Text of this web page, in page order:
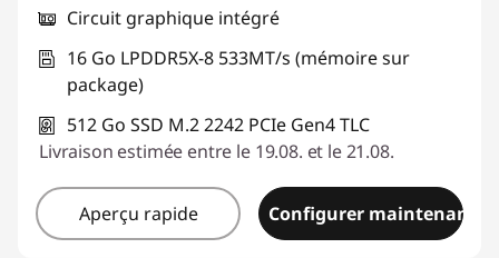
Circuit graphique intégré
16 Go LPDDR5X-8 533MT/s (mémoire sur
package)
512 Go SSD M.2 2242 PCIe Gen4 TLC
Livraison estimée entre le 19.08. et le 21.08.
Aperçu rapide Configurer maintenant